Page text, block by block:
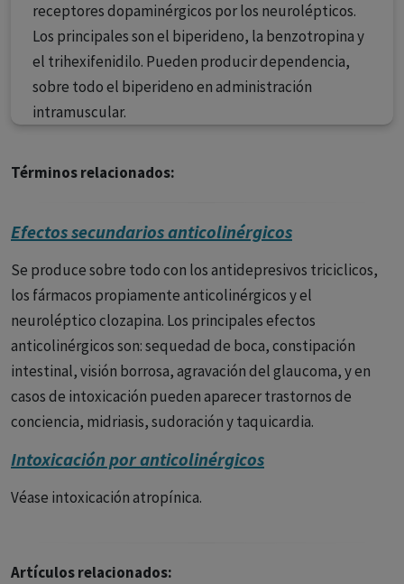
receptores dopaminérgicos por los neurolépticos.
Los principales son el biperideno, la benzotropina y
el trihexifenidilo. Pueden producir dependencia,
sobre todo el biperideno en administración
intramuscular.
Términos relacionados:
Efectos secundarios anticolinérgicos
Se produce sobre todo con los antidepresivos triciclicos,
los fármacos propiamente anticolinérgicos y el
neuroléptico clozapina. Los principales efectos
anticolinérgicos son: sequedad de boca, constipación
intestinal, visión borrosa, agravación del glaucoma, y en
casos de intoxicación pueden aparecer trastornos de
conciencia, midriasis, sudoración y taquicardia.
Intoxicación por anticolinérgicos
Véase intoxicación atropínica.
Artículos relacionados: